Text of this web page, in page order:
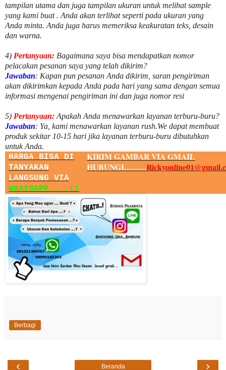
tampilan utama dan juga tampilan ukuran untuk melihatsample
yang kami buat . Anda akan terlihat seperti pada ukuran yang
Anda minta. Anda juga harus memeriksa keakuratan teks, desain
dan warna.
4) Pertanyaan: Bagaimana saya bisa mendapatkan nomor
pelacakan pesanan saya yang telah dikirim?
Jawaban: Kapan pun pesanan Anda dikirim, saran pengiriman
akan dikirimkan kepada Anda pada hari yang sama dengan semua
informasi mengenai pengiriman ini dan juga nomorresi
5) Pertanyaan: Apakah Anda menawarkan layanan terburu-buru?
Jawaban: Ya, kami menawarkan layanan rush.We dapat membuat
produk sekitar 10-15 hari jika layanan terburu-buru dibutuhkan
untuk Anda.
HARGA BISA DI
TANYAKAN
LANGSUNG VIA
WHATSAPP....!!
KIRIM GAMBAR VIA GMAIL
HUBUNGI...........
Berbagi
‹ ›
Beranda